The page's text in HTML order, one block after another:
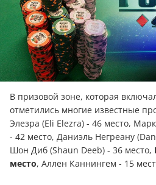
В призовой зоне, которая
отметились многие известные
Элезра (Eli Elezra) - 46 место,
- 42 место, Даниэль Негреану
Шон Диб (Shaun Deeb) - 36 место,
место, Аллен Каннингем - 15